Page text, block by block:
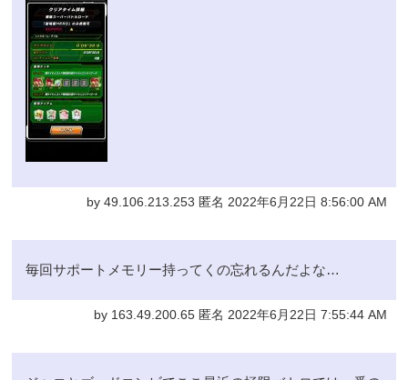
by 49.106.213.253 匿名 2022年6月22日 8:56:00 AM
毎回サポートメモリー持ってくの忘れるんだよな…
by 163.49.200.65 匿名 2022年6月22日 7:55:44 AM